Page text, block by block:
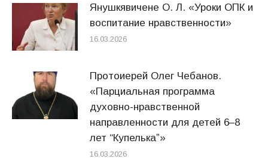
Янушкявичене О. Л. «Уроки ОПК и
воспитание нравственности»
16.03.2026
Протоиерей Олег Чебанов.
«Парциальная программа
духовно-нравственной
направленности для детей 6–8
лет “Купелькаˮ»
16.03.2026